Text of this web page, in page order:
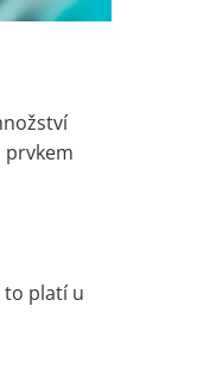
prvkem
to platí u